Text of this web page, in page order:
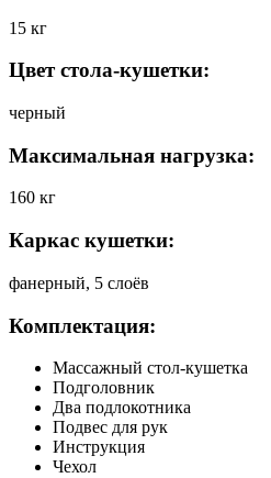
15 кг
Цвет стола-кушетки:
черный
Максимальная нагрузка:
160 кг
Каркас кушетки:
фанерный, 5 слоёв
Комплектация:
Массажный стол-кушетка
Подголовник
Два подлокотника
Подвес для рук
Инструкция
Чехол